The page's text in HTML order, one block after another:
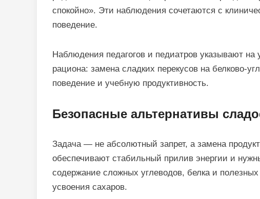
спокойно». Эти наблюдения сочетаются с
поведение.
Наблюдения педагогов и педиатров указывают
рациона: замена сладких перекусов на белково-
поведение и учебную продуктивность.
Безопасные альтернативы
Задача — не абсолютный запрет, а замена
обеспечивают стабильный прилив энергии и
содержание сложных углеводов, белка и
усвоения сахаров.